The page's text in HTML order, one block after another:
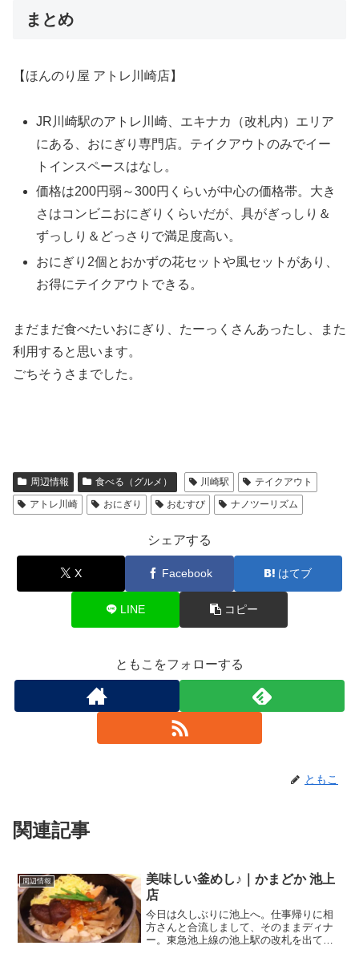
まとめ
【ほんのり屋 アトレ川崎店】
JR川崎駅のアトレ川崎、エキナカ（改札内）エリア
にある、おにぎり専門店。テイクアウトのみでイー
トインスペースはなし。
価格は200円弱～300円くらいが中心の価格帯。大き
さはコンビニおにぎりくらいだが、具がぎっしり＆
ずっしり＆どっさりで満足度高い。
おにぎり2個とおかずの花セットや風セットがあり、
お得にテイクアウトできる。
まだまだ食べたいおにぎり、たーっくさんあったし、また
利用すると思います。
ごちそうさまでした。
周辺情報 食べる（グルメ） 川崎駅
テイクアウト
アトレ川崎
おにぎり おむすび ナノツーリズム
シェアする
X Facebook はてブ
LINE コピー
ともこをフォローする
ともこ
関連記事
周辺情報
美味しい釜めし♪｜かまどか 池上
店
今日は久しぶりに池上へ。仕事帰りに相
方さんと合流しまして、そのままディナ
ー。東急池上線の池上駅の改札を出て左